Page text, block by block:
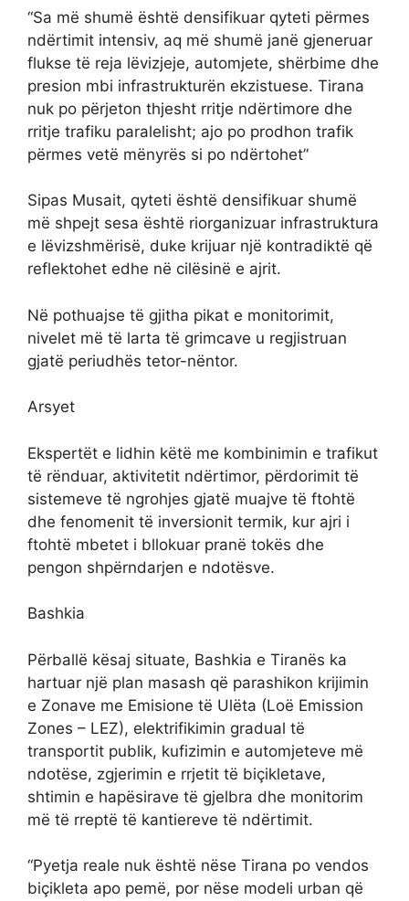
“Sa më shumë është densifikuar qyteti përmes
ndërtimit intensiv, aq më shumë janë gjeneruar
flukse të reja lëvizjeje, automjete, shërbime dhe
presion mbi infrastrukturën ekzistuese. Tirana
nuk po përjeton thjesht rritje ndërtimore dhe
rritje trafiku paralelisht; ajo po prodhon trafik
përmes vetë mënyrës si po ndërtohet”
Sipas Musait, qyteti është densifikuar shumë
më shpejt sesa është riorganizuar infrastruktura
e lëvizshmërisë, duke krijuar një kontradiktë që
reflektohet edhe në cilësinë e ajrit.
Në pothuajse të gjitha pikat e monitorimit,
nivelet më të larta të grimcave u regjistruan
gjatë periudhës tetor-nëntor.
Arsyet
Ekspertët e lidhin këtë me kombinimin e trafikut
të rënduar, aktivitetit ndërtimor, përdorimit të
sistemeve të ngrohjes gjatë muajve të ftohtë
dhe fenomenit të inversionit termik, kur ajri i
ftohtë mbetet i bllokuar pranë tokës dhe
pengon shpërndarjen e ndotësve.
Bashkia
Përballë kësaj situate, Bashkia e Tiranës ka
hartuar një plan masash që parashikon krijimin
e Zonave me Emisione të Ulëta (Loë Emission
Zones – LEZ), elektrifikimin gradual të
transportit publik, kufizimin e automjeteve më
ndotëse, zgjerimin e rrjetit të biçikletave,
shtimin e hapësirave të gjelbra dhe monitorim
më të rreptë të kantiereve të ndërtimit.
“Pyetja reale nuk është nëse Tirana po vendos
biçikleta apo pemë, por nëse modeli urban që